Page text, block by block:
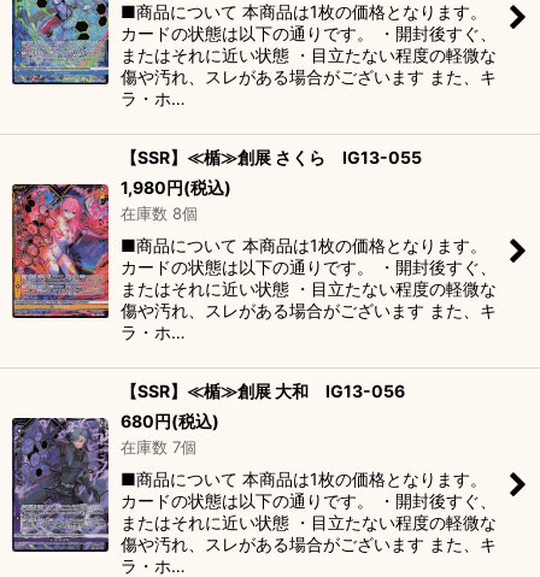
■商品について 本商品は1枚の価格となります。
カードの状態は以下の通りです。 ・開封後すぐ、
またはそれに近い状態 ・目立たない程度の軽微な
傷や汚れ、スレがある場合がございます また、キ
ラ・ホ…
【SSR】≪楯≫創展 さくら IG13-055
1,980円(税込)
在庫数 8個
■商品について 本商品は1枚の価格となります。
カードの状態は以下の通りです。 ・開封後すぐ、
またはそれに近い状態 ・目立たない程度の軽微な
傷や汚れ、スレがある場合がございます また、キ
ラ・ホ…
【SSR】≪楯≫創展 大和 IG13-056
680円(税込)
在庫数 7個
■商品について 本商品は1枚の価格となります。
カードの状態は以下の通りです。 ・開封後すぐ、
またはそれに近い状態 ・目立たない程度の軽微な
傷や汚れ、スレがある場合がございます また、キ
ラ・ホ…